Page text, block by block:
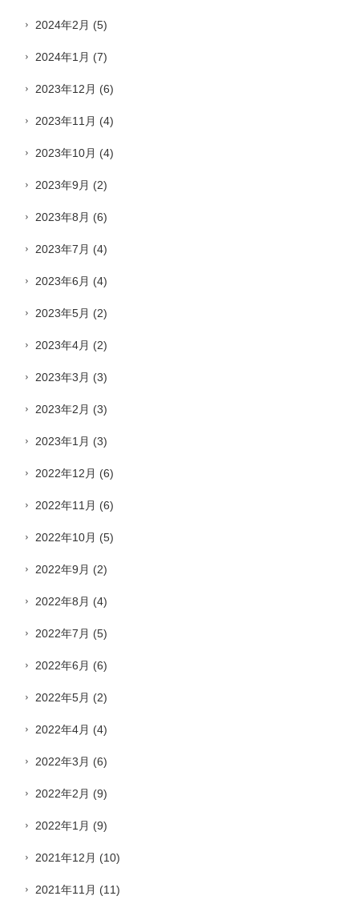
2024年2月 (5)
2024年1月 (7)
2023年12月 (6)
2023年11月 (4)
2023年10月 (4)
2023年9月 (2)
2023年8月 (6)
2023年7月 (4)
2023年6月 (4)
2023年5月 (2)
2023年4月 (2)
2023年3月 (3)
2023年2月 (3)
2023年1月 (3)
2022年12月 (6)
2022年11月 (6)
2022年10月 (5)
2022年9月 (2)
2022年8月 (4)
2022年7月 (5)
2022年6月 (6)
2022年5月 (2)
2022年4月 (4)
2022年3月 (6)
2022年2月 (9)
2022年1月 (9)
2021年12月 (10)
2021年11月 (11)